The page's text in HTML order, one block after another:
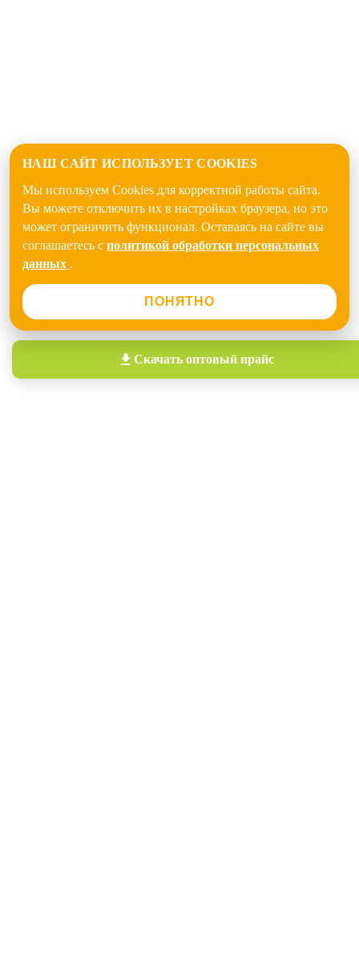
НАШ САЙТ ИСПОЛЬЗУЕТ COOKIES
Мы используем Cookies для корректной работы сайта.
Вы можете отключить их в настройках браузера, но это
может ограничить функционал. Оставаясь на сайте вы
соглашаетесь с политикой обработки персональных
данных .
ПОНЯТНО
Скачать оптовый прайс